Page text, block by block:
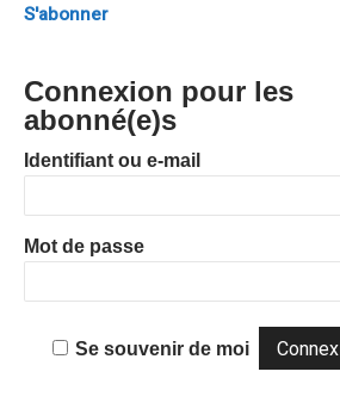
S'abonner
Connexion pour les
abonné(e)s
Identifiant ou e-mail
Mot de passe
Se souvenir de moi